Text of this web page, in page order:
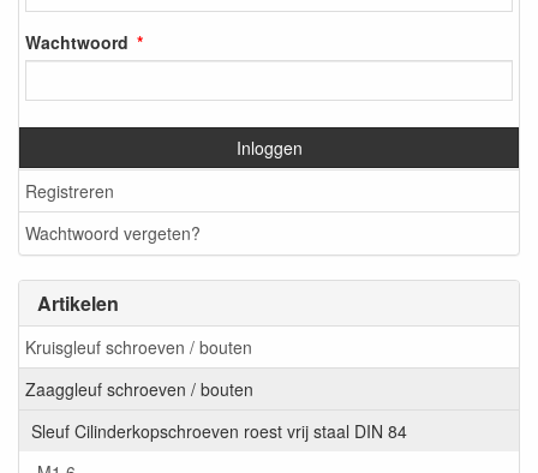
Wachtwoord
Inloggen
Registreren
Wachtwoord vergeten?
Artikelen
Kruisgleuf schroeven / bouten
Zaaggleuf schroeven / bouten
Sleuf Cilinderkopschroeven roest vrij staal DIN 84